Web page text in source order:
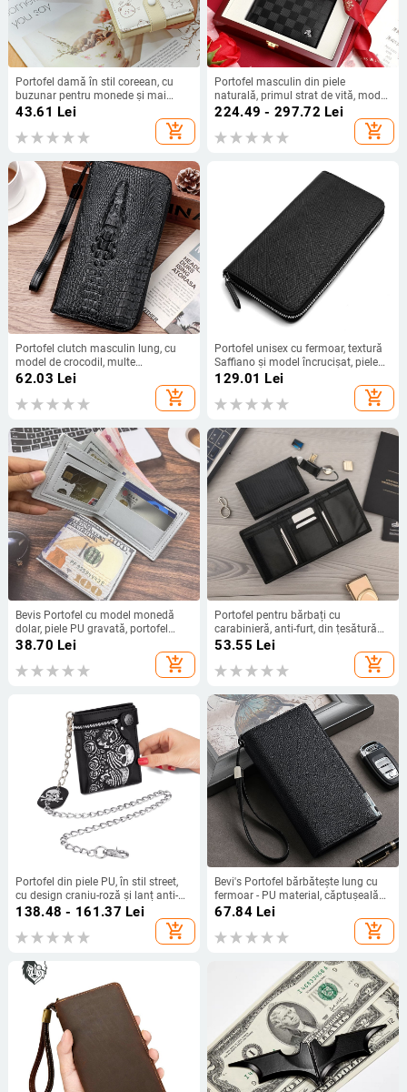
Portofel damă în stil coreean, cu
buzunar pentru monede și mai
multe compartimente pentru
carduri – Simplitate urbană, model
anime, Material PU, Brand Aylan,
43.61 Lei
add_shopping_cart
Portofel masculin din piele
naturală, primul strat de vită, model
geometric, stil de afaceri, protecție
224.49 - 297.72 Lei
add_shopping_cart
Portofel clutch masculin lung, cu
model de crocodil, multe
compartimente pentru carduri, 1
fermoar, capacitate mare (Material:
PU; Captușeală: poliester; Sezon:
62.03 Lei
add_shopping_cart
Portofel unisex cu fermoar, textură
Saffiano și model încrucișat, piele
PU
129.01 Lei
add_shopping_cart
Bevis Portofel cu model monedă
dolar, piele PU gravată, portofel
ultra-ușor pentru carduri,
căptușeală din poliester, Primăvara
2025
38.70 Lei
add_shopping_cart
Portofel pentru bărbați cu
carabinieră, anti-furt, din țesătură
Oxford, buzunar cu fermoar, pliabil,
53.55 Lei
add_shopping_cart
Portofel din piele PU, în stil street,
cu design craniu-roză și lanț anti-
furt, model H15
138.48 - 161.37 Lei
add_shopping_cart
Bevi's Portofel bărbătește lung cu
fermoar - PU material, căptușeală
din piele sintetică, stil Business Elite,
ușor, rezistent la uzură, antifurt,
extensibil
67.84Lei
add_shopping_cart